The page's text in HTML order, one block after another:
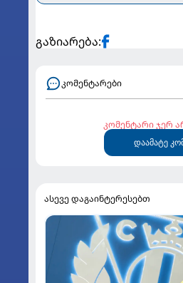
გაზიარება:
კომენტარები
კომენტარი ჯერ
დაამატე
ასევე დაგაინტერესებთ